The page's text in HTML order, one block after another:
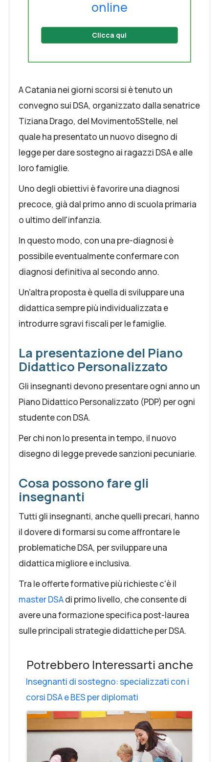
online
Clicca qui
A Catania nei giorni scorsi si è tenuto un
convegno sui DSA, organizzato dalla senatrice
Tiziana Drago, del Movimento5Stelle, nel
quale ha presentato un nuovo disegno di
legge per dare sostegno ai ragazzi DSA e alle
loro famiglie.
Uno degli obiettivi è favorire una diagnosi
precoce, già dal primo anno di scuola primaria
o ultimo dell'infanzia.
In questo modo, con una pre-diagnosi è
possibile eventualmente confermare con
diagnosi definitiva al secondo anno.
Un'altra proposta è quella di sviluppare una
didattica sempre più individualizzata e
introdurre sgravi fiscali per le famiglie.
La presentazione del Piano
Didattico Personalizzato
Gli insegnanti devono presentare ogni anno un
Piano Didattico Personalizzato (PDP) per ogni
studente con DSA.
Per chi non lo presenta in tempo, il nuovo
disegno di legge prevede sanzioni pecuniarie.
Cosa possono fare gli
insegnanti
Tutti gli insegnanti, anche quelli precari, hanno
il dovere di formarsi su come affrontare le
problematiche DSA, per sviluppare una
didattica migliore e inclusiva.
Tra le offerte formative più richieste c'è il
master DSAdi primo livello, che consente di
avere una formazione specifica post-laurea
sulle principali strategie didattiche per DSA.
Potrebbero Interessarti anche
Insegnanti di sostegno: specializzati con i
corsi DSA e BES per diplomati